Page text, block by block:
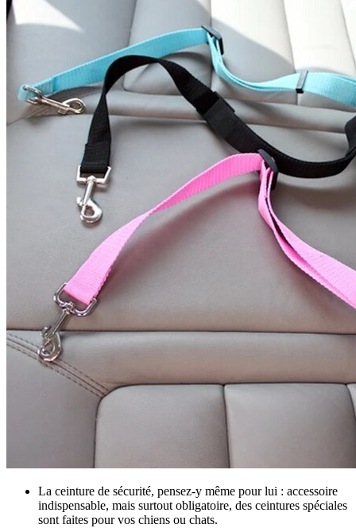
La ceinture de sécurité, pensez-y même pour lui : accessoire
indispensable, mais surtout obligatoire, des ceintures spéciales
sont faites pour vos chiens ou chats.